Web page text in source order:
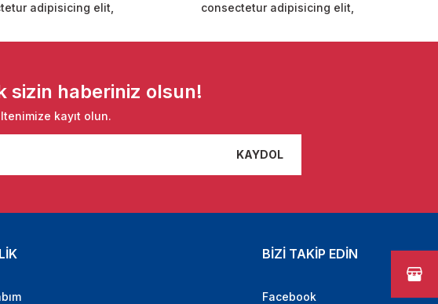
adipisicing elit,
consectetur adipisicing elit,
sizin haberiniz olsun!
kayıt olun.
KAYDOL
BİZİ TAKİP EDİN
Facebook